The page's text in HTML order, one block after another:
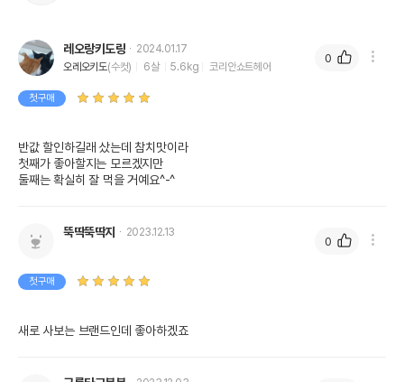
레오랑키도랑
2024.01.17
오레오키도(수컷) 6살 5.6kg 코리안쇼트헤어
첫구매
반값 할인하길래 샀는데 참치맛이라
첫째가 좋아할지는 모르겠지만
둘째는 확실히 잘 먹을 거예요^-^
0
뚝딱뚝딱지 2023.12.13
첫구매
새로 사보는 브랜드인데 좋아하겠죠
0